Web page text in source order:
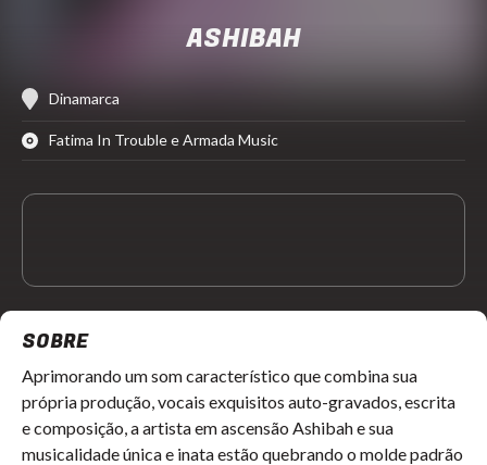
ASHIBAH
Dinamarca
Fatima In Trouble e Armada Music
SOBRE
Aprimorando um som característico que combina sua
própria produção, vocais exquisitos auto-gravados, escrita
e composição, a artista em ascensão Ashibah e sua
musicalidade única e inata estão quebrando o molde padrão